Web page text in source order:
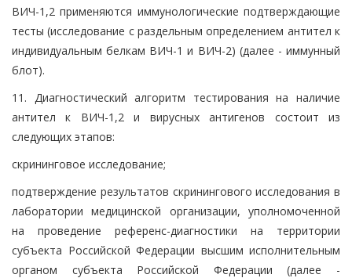
ВИЧ-1,2 применяются иммунологические подтверждающие
тесты (исследование с раздельным определением антител к
индивидуальным белкам ВИЧ-1 и ВИЧ-2) (далее - иммунный
блот).
11. Диагностический алгоритм тестирования на наличие
антител к ВИЧ-1,2 и вирусных антигенов состоит из
следующих этапов:
скрининговое исследование;
подтверждение результатов скринингового исследования в
лаборатории медицинской организации, уполномоченной
на проведение референс-диагностики на территории
субъекта Российской Федерации высшим исполнительным
органом субъекта Российской Федерации (далее -